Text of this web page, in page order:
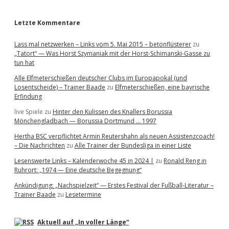
Letzte Kommentare
Lass mal netzwerken – Links vom 5. Mai 2015 – betonflüsterer zu
„Tatort“ — Was Horst Szymaniak mit der Horst-Schimanski-Gasse zu
tun hat
Alle Elfmeterschießen deutscher Clubs im Europapokal (und
Losentscheide) – Trainer Baade zu Elfmeterschießen, eine bayrische
Erfindung
live Spiele zu Hinter den Kulissen des Knallers Borussia
Mönchengladbach — Borussia Dortmund … 1997
Hertha BSC verpflichtet Armin Reutershahn als neuen Assistenzcoach!
– Die Nachrichten zu Alle Trainer der Bundesliga in einer Liste
Lesenswerte Links – Kalenderwoche 45 in 2024 | zu Ronald Reng in
Ruhrort: „1974 — Eine deutsche Begegnung“
Ankündigung: „Nachspielzeit“ — Erstes Festival der Fußball-Literatur –
Trainer Baade zu Lesetermine
Aktuell auf „In voller Länge“